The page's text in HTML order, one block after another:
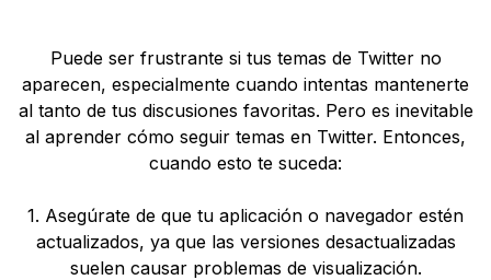
Puede ser frustrante si tus temas de Twitter no
aparecen, especialmente cuando intentas mantenerte
al tanto de tus discusiones favoritas. Pero es inevitable
al aprender cómo seguir temas en Twitter. Entonces,
cuando esto te suceda:
1. Asegúrate de que tu aplicación o navegador estén
actualizados, ya que las versiones desactualizadas
suelen causar problemas de visualización.